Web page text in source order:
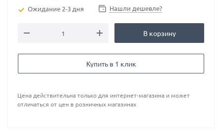
Ожидание 2-3 дня Нашли дешевле?
В корзину
Купить в 1 клик
Цена действительна только для интернет-магазина и может
отличаться от цен в розничных магазинах